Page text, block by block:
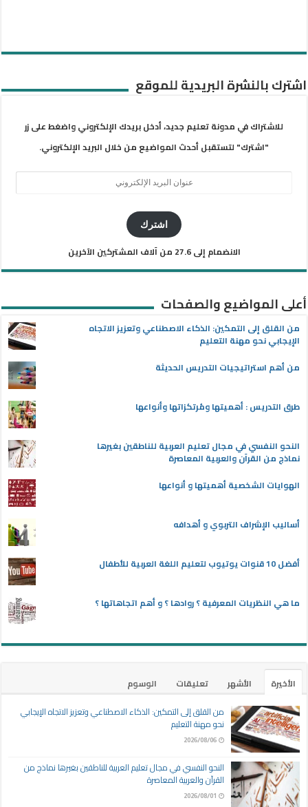
اشترك بالنشرة البريدية للموقع
للاشتراك في مدونة تعليم جديد، أدخل بريدك الإلكتروني واضغط على زر
"اشترك" لتستقبل أحدث المواضيع من خلال البريد الإلكتروني.
اشترك
الانضمام إلى 27.6 من آلاف المشتركين الآخرين
أعلى المواضيع والصفحات
من القلق إلى التمكين: الذكاء الاصطناعي وتعزيز الاتجاه
الإيجابي نحو مهنة التعليم
من أهم استراتيجيات التدريس الحديثة
طرق التدريس : أهميتها ومُرتكزاتها وأنواعها
النحو النفسي في مجال تعليم العربية للناطقين بغيرها
نماذج من القرآن والعربية المعاصرة
الهوايات الشخصية أهميتها و أنواعها
أساليب الإشراف التربوي و أهدافه
أفضل 10 قنوات يوتيوب لتعليم اللغة العربية للأطفال
ما هي النظريات المعرفية ؟ روادها ؟ و أهم اتجاهاتها ؟
الأخيرة الأشهر تعليقات
الوسوم
من القلق إلى التمكين: الذكاء الاصطناعي وتعزيز الاتجاه الإيجابي
نحو مهنة التعليم
2026/08/06
النحو النفسي في مجال تعليم العربية للناطقين بغيرها نماذج من
القرآن والعربية المعاصرة
2026/08/01